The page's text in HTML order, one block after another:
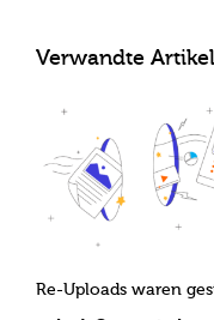
Verwandte Artikel
Re-Uploads waren